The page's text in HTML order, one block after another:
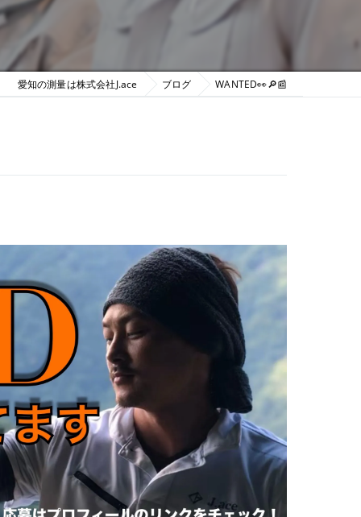
愛知の測量は株式会社J.ace ブログ WANTED👀🔎📰